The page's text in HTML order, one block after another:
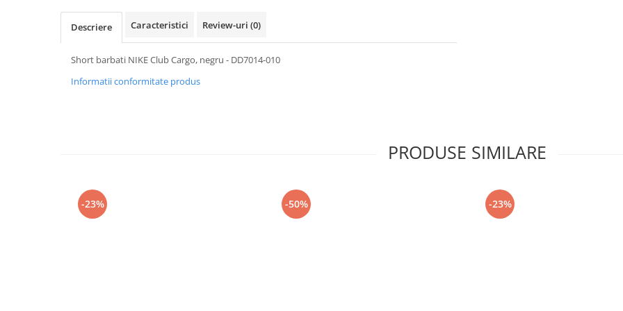
Descriere Caracteristici Review-uri (0)
Short barbati NIKE Club Cargo, negru - DD7014-010
Informatii conformitate produs
PRODUSE SIMILARE
-23% -50% -23%